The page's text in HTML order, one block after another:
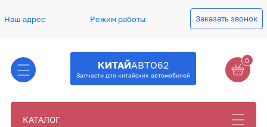
Наш адрес Режим работы Заказать звонок
КИТАЙАВТО62
Запчасти для китайских автомобилей
0
КАТАЛОГ